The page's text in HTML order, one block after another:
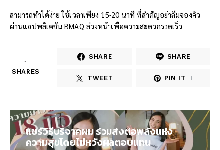
สามารถทำได้ง่าย ใช้เวลาเพียง 15-20 นาที ที่สำคัญอย่าลืมจองคิว
ผ่านแอปพลิเคชัน BMAQ ล่วงหน้าเพื่อความสะดวกรวดเร็ว
1
SHARES
SHARE SHARE
TWEET PIN IT 1
แชร์วิธีบริจาคผม ร่วมส่งต่อพลังแห่ง
ความสุขโดยไม่หวังผลตอบแทน